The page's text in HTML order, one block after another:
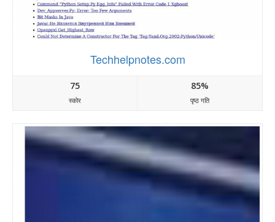
Techhelpnotes.com
75
स्कोर
85%
पृष्ठ गति